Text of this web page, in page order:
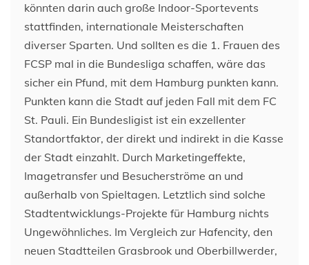
könnten darin auch große Indoor-Sportevents
stattfinden, internationale Meisterschaften
diverser Sparten. Und sollten es die 1. Frauen des
FCSP mal in die Bundesliga schaffen, wäre das
sicher ein Pfund, mit dem Hamburg punkten kann.
Punkten kann die Stadt auf jeden Fall mit dem FC
St. Pauli. Ein Bundesligist ist ein exzellenter
Standortfaktor, der direkt und indirekt in die Kasse
der Stadt einzahlt. Durch Marketingeffekte,
Imagetransfer und Besucherströme an und
außerhalb von Spieltagen. Letztlich sind solche
Stadtentwicklungs-Projekte für Hamburg nichts
Ungewöhnliches. Im Vergleich zur Hafencity, den
neuen Stadtteilen Grasbrook und Oberbillwerder,